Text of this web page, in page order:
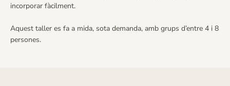
incorporar fàcilment.
Aquest taller es fa a mida, sota demanda, amb grups d’entre 4 i 8
persones.